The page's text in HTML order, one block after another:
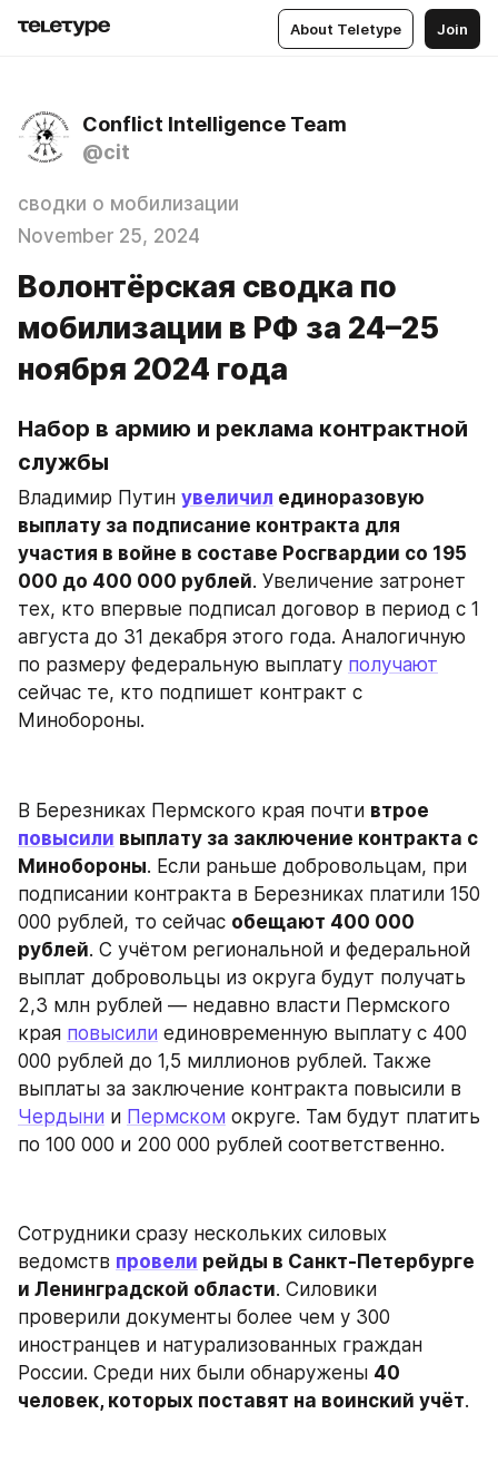
About Teletype Join
Conflict Intelligence Team
@cit
сводки о мобилизации
November 25, 2024
Волонтёрская сводка по
мобилизации в РФ за 24–25
ноября 2024 года
Набор в армию и реклама контрактной
службы
Владимир Путин увеличил единоразовую
выплату за подписание контракта для
участия в войне в составе Росгвардии со 195
000 до 400 000 рублей. Увеличение затронет
тех, кто впервые подписал договор в период с 1
августа до 31 декабря этого года. Аналогичную
по размеру федеральную выплату получают
сейчас те, кто подпишет контракт с
Минобороны.
В Березниках Пермского края почти
повысили выплату за заключение контракта с
Минобороны. Если раньше добровольцам, при
подписании контракта в Березниках платили 150
000 рублей, то сейчас обещают 400 000
рублей. С учётом региональной и федеральной
выплат добровольцы из округа будут получать
2,3 млн рублей — недавно власти Пермского
края повысили единовременную выплату с 400
000 рублей до 1,5 миллионов рублей. Также
Чердыни и Пермском округе. Там будут платить
по 100 000 и 200 000 рублей соответственно.
Сотрудники сразу нескольких силовых
ведомств провели рейды в Санкт-Петербурге
и Ленинградской области. Силовики
проверили документы более чем у 300
иностранцев и натурализованных граждан
России. Среди них были обнаружены 40
человек, которых поставят на воинский учёт.